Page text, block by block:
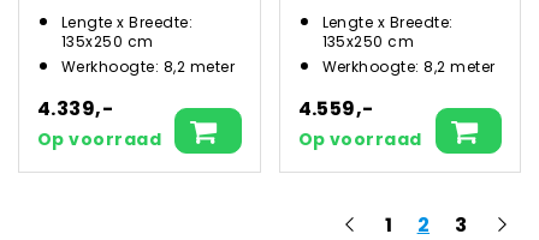
Lengte x Breedte:
135x250 cm
Werkhoogte: 8,2 meter
4.339,-
Op voorraad
Lengte x Breedte:
135x250 cm
Werkhoogte: 8,2 meter
4.559,-
Op voorraad
1 2 3